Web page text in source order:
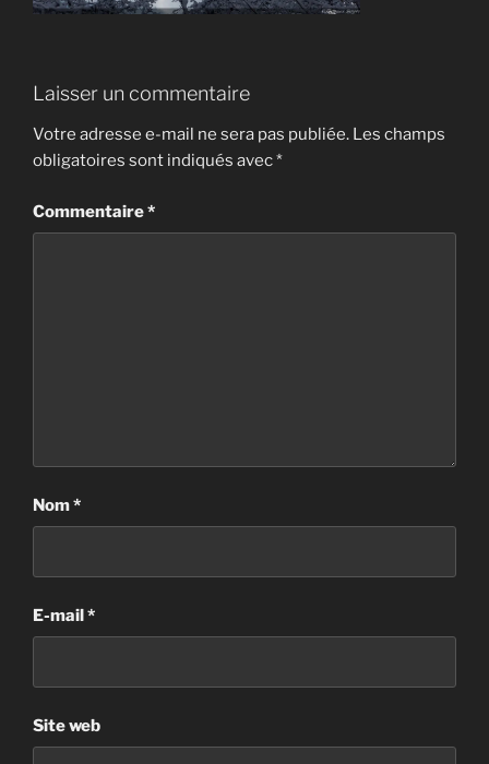
Laisser un commentaire
Votre adresse e-mail ne sera pas publiée. Les champs
obligatoires sont indiqués avec*
Commentaire*
Nom*
E-mail*
Site web